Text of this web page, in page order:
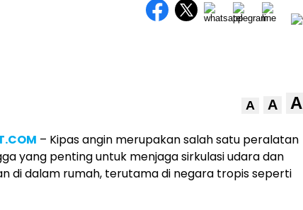
A A A
– Kipas angin merupakan salah satu peralatan
yang penting untuk menjaga sirkulasi udara dan
di dalam rumah, terutama di negara tropis seperti